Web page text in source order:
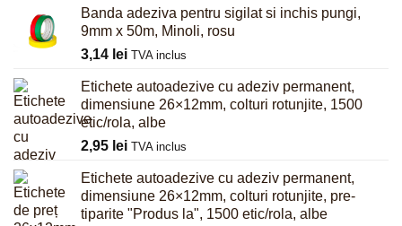
Banda adeziva pentru sigilat si inchis pungi,
9mm x 50m, Minoli, rosu
3,14 lei TVA inclus
Etichete autoadezive cu adeziv permanent,
dimensiune 26×12mm, colturi rotunjite, 1500
etic/rola, albe
2,95 lei TVA inclus
Etichete autoadezive cu adeziv permanent,
dimensiune 26×12mm, colturi rotunjite, pre-
tiparite "Produs la", 1500 etic/rola, albe